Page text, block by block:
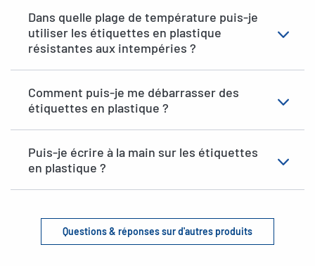
Dans quelle plage de température puis-je
utiliser les étiquettes en plastique
résistantes aux intempéries ?
Comment puis-je me débarrasser des
étiquettes en plastique ?
Puis-je écrire à la main sur les étiquettes
en plastique ?
Questions & réponses sur d'autres produits